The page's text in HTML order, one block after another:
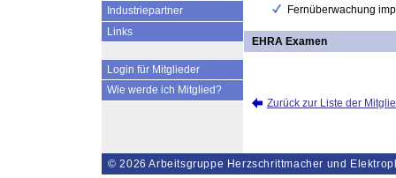
Industriepartner
Links
Login für Mitglieder
Wie werde ich Mitglied?
Fernüberwachung
EHRA Examen
Zurück zur Liste der
© 2026 Arbeitsgruppe Herzschrittmacher und